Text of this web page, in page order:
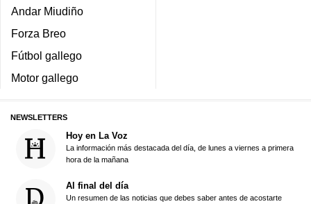
Andar Miudiño
Forza Breo
Fútbol gallego
Motor gallego
NEWSLETTERS
Hoy en La Voz
La información más destacada del día, de lunes a viernes a primera
hora de la mañana
Al final del día
Un resumen de las noticias que debes saber antes de acostarte